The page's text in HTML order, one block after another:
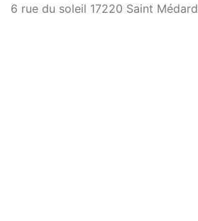
6 rue du soleil 17220 Saint